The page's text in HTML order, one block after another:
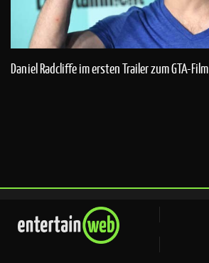
Daniel Radcliffe im ersten Trailer zum GTA-Film